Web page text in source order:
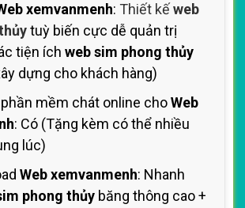
xemvanmenh: Thiết kếweb
tuỳ biến cực dễ quản trị
tiện ích web sim phong thủy
dựng cho khách hàng)
mềm chát online choWeb
: Có (Tặng kèm có thể nhiều
lúc)
Web xemvanmenh: Nhanh
phong thủy băng thông cao +